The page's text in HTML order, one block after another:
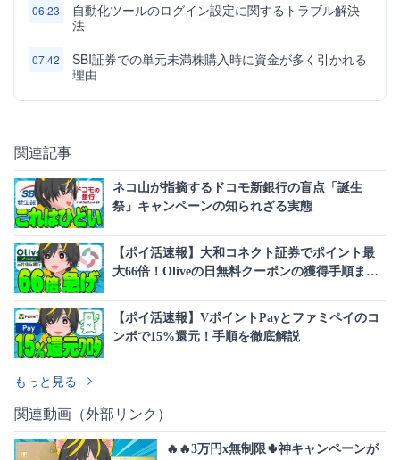
06:23
自動化ツールのログイン設定に関するトラブル解決
法
07:42
SBI証券での単元未満株購入時に資金が多く引かれる
理由
関連記事
ネコ山が指摘するドコモ新銀行の盲点「誕生
祭」キャンペーンの知られざる実態
【ポイ活速報】大和コネクト証券でポイント最
大66倍！Oliveの日無料クーポンの獲得手順まと
【ポイ活速報】VポイントPayとファミペイのコ
ンボで15%還元！手順を徹底解説
もっと見る
関連動画（外部リンク）
🔥🔥3万円x無制限🌵神キャンペーンが